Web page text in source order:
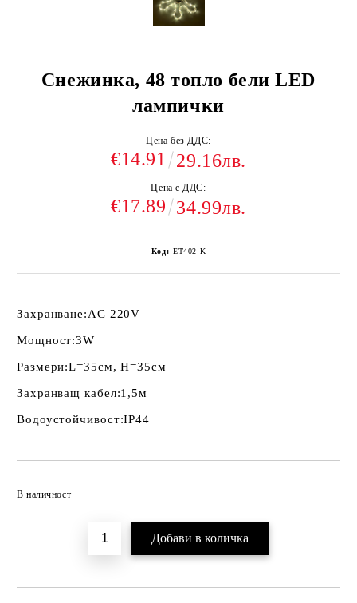
Снежинка, 48 топло бели LED
лампички
Цена без ДДС:
€14.91 29.16лв.
Цена с ДДС:
€17.89 34.99лв.
Код: ET402-K
Захранване:AC 220V
Мощност:3W
Размери:L=35см, H=35см
Захранващ кабел:1,5м
Водоустойчивост:IP44
В наличност